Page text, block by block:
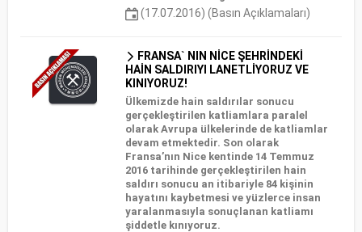
(17.07.2016) (Basın Açıklamaları)
FRANSA` NIN NİCE ŞEHRİNDEKİ
HAİN SALDIRIYI LANETLİYORUZ VE
KINIYORUZ!
Ülkemizde hain saldırılar sonucu
gerçekleştirilen katliamlara paralel
olarak Avrupa ülkelerinde de katliamlar
devam etmektedir. Son olarak
Fransa’nın Nice kentinde 14 Temmuz
2016 tarihinde gerçekleştirilen hain
saldırı sonucu an itibariyle 84 kişinin
hayatını kaybetmesi ve yüzlerce insan
yaralanmasıyla sonuçlanan katliamı
şiddetle kınıyoruz.